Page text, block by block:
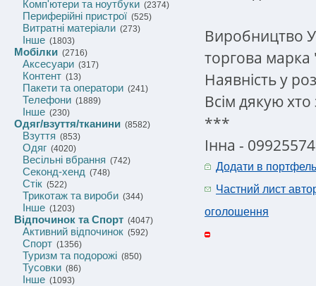
Комп'ютери та ноутбуки (2374)
Периферійні пристрої (525)
Витратні матеріали (273)
Інше (1803)
Мобілки (2716)
Аксесуари (317)
Контент (13)
Пакети та оператори (241)
Телефони (1889)
Інше (230)
Одяг/взуття/тканини (8582)
Взуття (853)
Одяг (4020)
Весільні вбрання (742)
Секонд-хенд (748)
Стік (522)
Трикотаж та вироби (344)
Інше (1203)
Відпочинок та Спорт (4047)
Активний відпочинок (592)
Спорт (1356)
Туризм та подорожі (850)
Тусовки (86)
Інше (1093)
Виробництво
торгова марка
Наявність у
Всім дякую
***
Інна -
Додати в портфель
Частний лист
оголошення